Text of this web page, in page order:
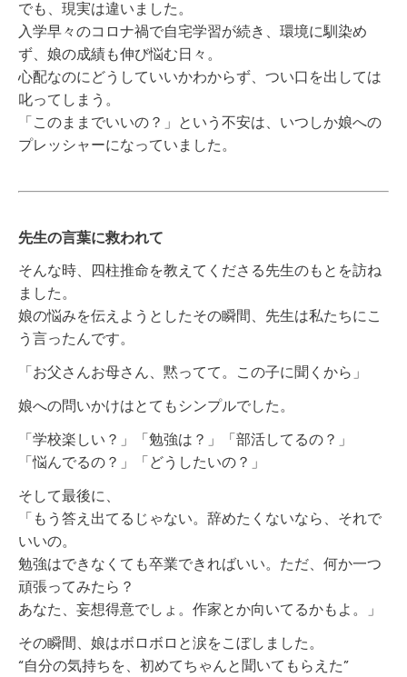
でも、現実は違いました。
入学早々のコロナ禍で自宅学習が続き、環境に馴染め
ず、娘の成績も伸び悩む日々。
心配なのにどうしていいかわからず、つい口を出しては
叱ってしまう。
「このままでいいの？」という不安は、いつしか娘への
プレッシャーになっていました。
先生の言葉に救われて
そんな時、四柱推命を教えてくださる先生のもとを訪ね
ました。
娘の悩みを伝えようとしたその瞬間、先生は私たちにこ
う言ったんです。
「お父さんお母さん、黙ってて。この子に聞くから」
娘への問いかけはとてもシンプルでした。
「学校楽しい？」「勉強は？」「部活してるの？」
「悩んでるの？」「どうしたいの？」
そして最後に、
「もう答え出てるじゃない。辞めたくないなら、それで
いいの。
勉強はできなくても卒業できればいい。ただ、何か一つ
頑張ってみたら？
あなた、妄想得意でしょ。作家とか向いてるかもよ。」
その瞬間、娘はボロボロと涙をこぼしました。
“自分の気持ちを、初めてちゃんと聞いてもらえた”